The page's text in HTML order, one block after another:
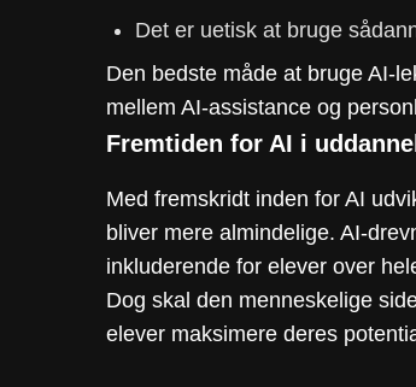
Det er uetisk at bruge
Den bedste måde at bruge AI-
mellem AI-assistance og
Fremtiden for AI i
Med fremskridt inden for AI
bliver mere almindelige. AI-
inkluderende for elever over
Dog skal den menneskelige
elever maksimere deres